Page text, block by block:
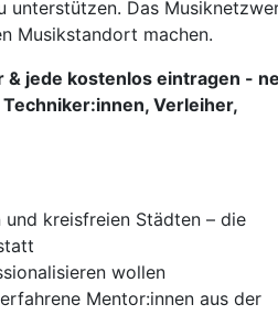
unterstützen. Das
Musikstandort machen.
jede kostenlos eintragen -
Verleiher,
kreisfreien Städten – die
wollen
Mentor:innen aus der